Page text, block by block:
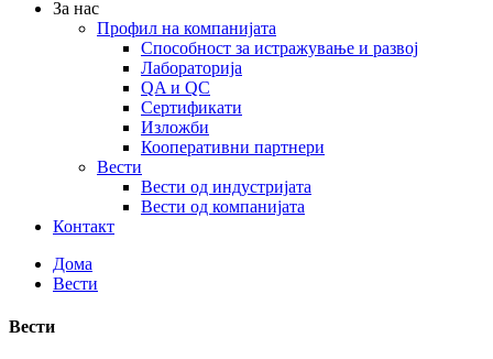
За нас
Профил на компанијата
Способност за истражување и развој
Лабораторија
QA и QC
Сертификати
Изложби
Кооперативни партнери
Вести
Вести од индустријата
Вести од компанијата
Контакт
Дома
Вести
Вести